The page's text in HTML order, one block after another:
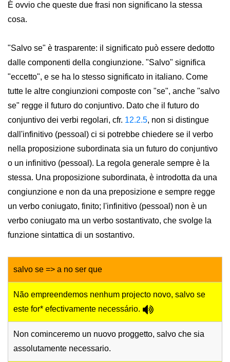
È ovvio che queste due frasi non significano la stessa
cosa.
"Salvo se" è trasparente: il significato può essere dedotto
dalle componenti della congiunzione. "Salvo" significa
"eccetto", e se ha lo stesso significato in italiano. Come
tutte le altre congiunzioni composte con "se", anche "salvo
se" regge il futuro do conjuntivo. Dato che il futuro do
conjuntivo dei verbi regolari, cfr. 12.2.5, non si distingue
dall'infinitivo (pessoal) ci si potrebbe chiedere se il verbo
nella proposizione subordinata sia un futuro do conjuntivo
o un infinitivo (pessoal). La regola generale sempre è la
stessa. Una proposizione subordinata, è introdotta da una
congiunzione e non da una preposizione e sempre regge
un verbo coniugato, finito; l'infinitivo (pessoal) non è un
verbo coniugato ma un verbo sostantivato, che svolge la
funzione sintattica di un sostantivo.
salvo se => a no ser que
Não empreendemos nenhum projecto novo, salvo se
este for* efectivamente necessário.
Non cominceremo un nuovo proggetto, salvo che sia
assolutamente necessario.